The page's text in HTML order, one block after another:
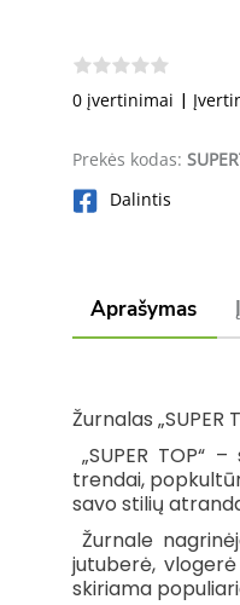
0 įvertinimai |
Prekės kodas:
Dalintis
Aprašymas
Žurnalas
„SUPER
trendai,
savo stilių
Žurnale
jutuberė,
skiriama